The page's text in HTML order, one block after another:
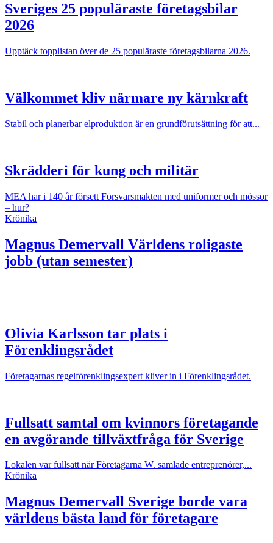
Sveriges 25 populäraste företagsbilar
2026
Upptäck topplistan över de 25 populäraste företagsbilarna 2026.
Välkommet kliv närmare ny kärnkraft
Stabil och planerbar elproduktion är en grundförutsättning för att...
Skrädderi för kung och militär
MEA har i 140 år försett Försvarsmakten med uniformer och mössor
– hur?
Krönika
Magnus Demervall Världens roligaste
jobb (utan semester)
Olivia Karlsson tar plats i
Förenklingsrådet
Företagarnas regelförenklingsexpert kliver in i Förenklingsrådet.
Fullsatt samtal om kvinnors företagande
en avgörande tillväxtfråga för Sverige
Lokalen var fullsatt när Företagarna W. samlade entreprenörer,...
Krönika
Magnus Demervall Sverige borde vara
världens bästa land för företagare